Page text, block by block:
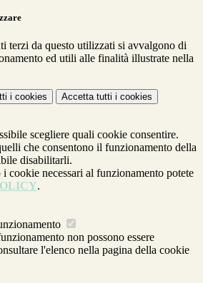
terzi da questo utilizzati si avvalgono di
ed utili alle finalità illustrate nella
i cookies Accetta tutti i cookies
scegliere quali cookie consentire.
che consentono il funzionamento della
disabilitarli.
cookie necessari al funzionamento potete
.
non possono essere
l'elenco nella pagina della cookie